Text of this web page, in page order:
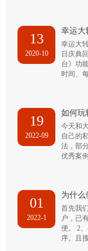
13
2020-10
幸运大
幸运大
日庆典
台》功
时间、
19
2022-09
如何玩
今天和
自己的
法，部
优秀案
01
2022-1
为什么
首先我
户，已
便。 2
序。且